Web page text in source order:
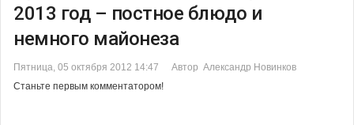
2013 год – постное блюдо и
немного майонеза
Пятница, 05 октября 2012 14:47
Автор Александр Новинков
Станьте первым комментатором!